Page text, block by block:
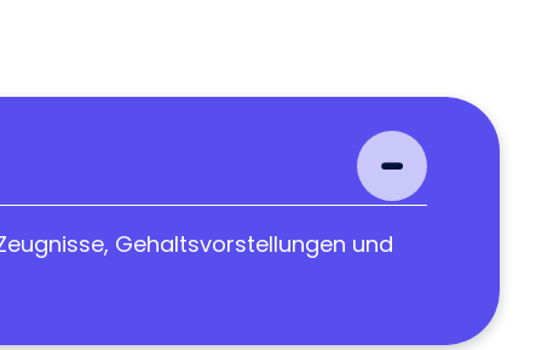
Gehaltsvorstellungen und